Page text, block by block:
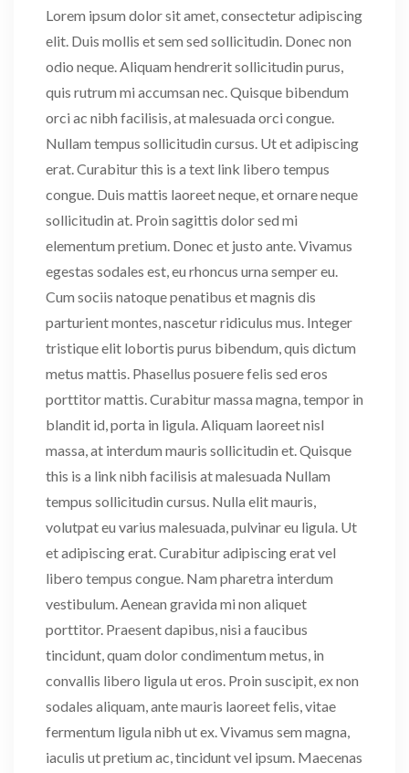
Lorem ipsum dolor sit amet, consectetur adipiscing
elit. Duis mollis et sem sed sollicitudin. Donec non
odio neque. Aliquam hendrerit sollicitudin purus,
quis rutrum mi accumsan nec. Quisque bibendum
orci ac nibh facilisis, at malesuada orci congue.
Nullam tempus sollicitudin cursus. Ut et adipiscing
erat. Curabitur this is a text link libero tempus
congue. Duis mattis laoreet neque, et ornare neque
sollicitudin at. Proin sagittis dolor sed mi
elementum pretium. Donec et justo ante. Vivamus
egestas sodales est, eu rhoncus urna semper eu.
Cum sociis natoque penatibus et magnis dis
parturient montes, nascetur ridiculus mus. Integer
tristique elit lobortis purus bibendum, quis dictum
metus mattis. Phasellus posuere felis sed eros
porttitor mattis. Curabitur massa magna, tempor in
blandit id, porta in ligula. Aliquam laoreet nisl
massa, at interdum mauris sollicitudin et. Quisque
this is a link nibh facilisis at malesuada Nullam
tempus sollicitudin cursus. Nulla elit mauris,
volutpat eu varius malesuada, pulvinar eu ligula. Ut
et adipiscing erat. Curabitur adipiscing erat vel
libero tempus congue. Nam pharetra interdum
vestibulum. Aenean gravida mi non aliquet
porttitor. Praesent dapibus, nisi a faucibus
tincidunt, quam dolor condimentum metus, in
convallis libero ligula ut eros. Proin suscipit, ex non
sodales aliquam, ante mauris laoreet felis, vitae
fermentum ligula nibh ut ex. Vivamus sem magna,
iaculis ut pretium ac, tincidunt vel ipsum. Maecenas